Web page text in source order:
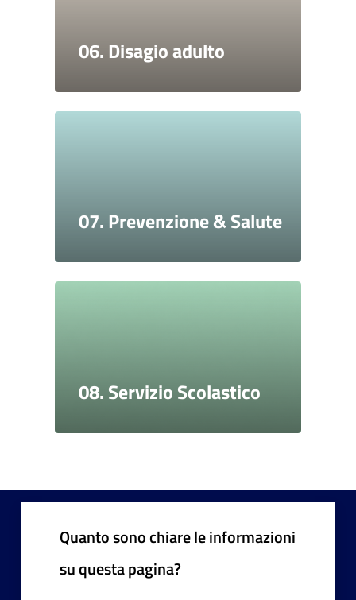
06. Disagio adulto
07. Prevenzione & Salute
08. Servizio Scolastico
Quanto sono chiare le informazioni
su questa pagina?